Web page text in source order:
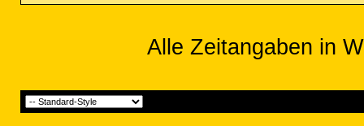
Alle Zeitangaben in